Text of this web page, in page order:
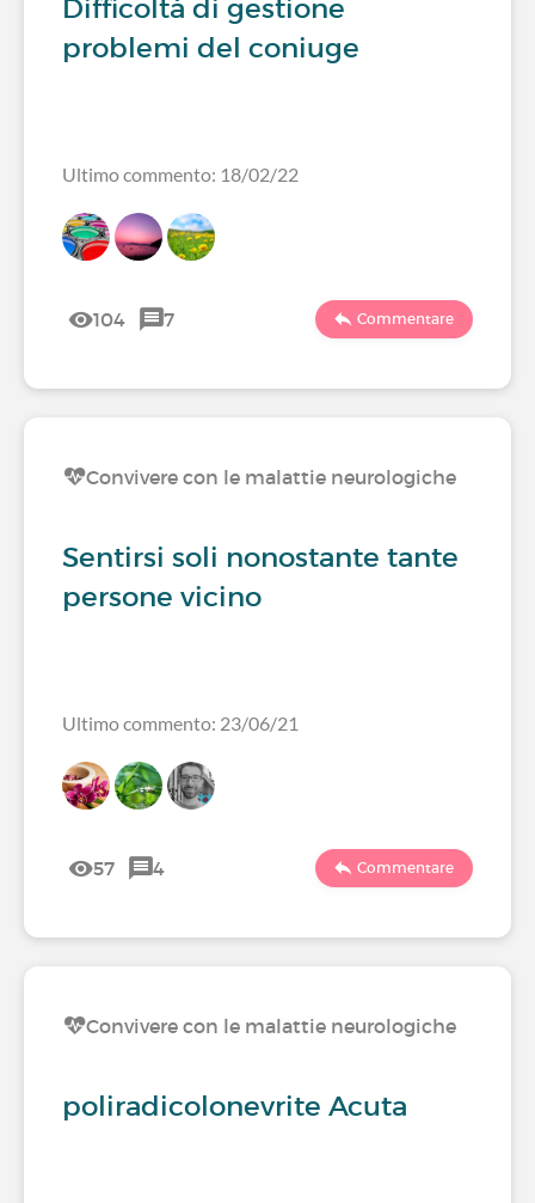
Difficoltà di gestione
problemi del coniuge
Ultimo commento: 18/02/22
104 7 Commentare
Convivere con le malattie neurologiche
Sentirsi soli nonostante tante
persone vicino
Ultimo commento: 23/06/21
57 4 Commentare
Convivere con le malattie neurologiche
poliradicolonevrite Acuta